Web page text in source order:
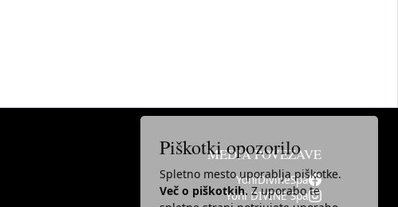
MEDIA POVEZAVE
YoniDivineSpa
Yoni DIVINE Spa
Piškotki opozorilo
Spletno mesto uporablja piškotke.
Več o piškotkih. Z uporabo te